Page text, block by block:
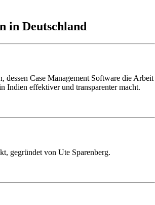
in Deutschland
dessen Case Management Software die Arbeit
Indien effektiver und transparenter macht.
gegründet von Ute Sparenberg.